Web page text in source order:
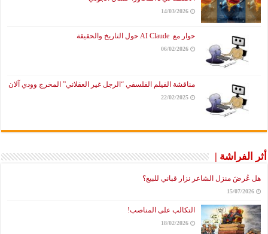
14/03/2026
حوار مع AI Claude حول التاريخ والحقيقة
06/02/2026
مناقشة الفيلم الفلسفي “الرجل غير العقلاني” المخرج وودي آلان
22/02/2025
أثر الفراشة |
هل عُرضَ منزل الشاعر نزار قباني للبيع؟
15/07/2026
التكالب على المناصب!
18/02/2026